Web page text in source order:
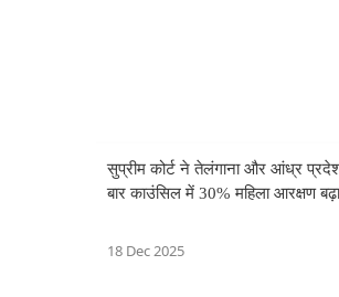
सुप्रीम कोर्ट ने तेलंगाना और आंध्र
बार काउंसिल में 30% महिला आरक्षण
18 Dec 2025